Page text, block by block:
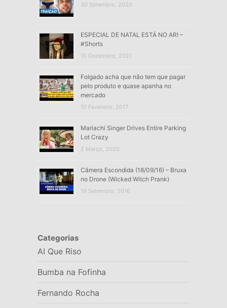
30 Setembro, 2020
ESPECIAL DE NATAL ESTÁ NO AR! –
#Shorts
15 Dezembro, 2021
Folgado acha que não tem que pagar
pelo produto e quase apanha no
mercado
10 Fevereiro, 2017
Mariachi Singer Drives Entire Parking
Lot Crazy
2 Março, 2020
Câmera Escondida (18/09/16) – Bruxa
no Drone (Wicked Witch Prank)
19 Setembro, 2016
Categorias
AI Que Riso
Bumba na Fofinha
Fernando Rocha